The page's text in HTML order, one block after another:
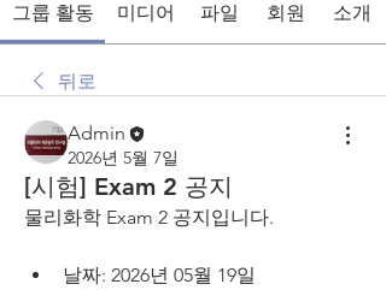
그룹 활동 미디어 파일 회원 소개
뒤로
Admin
2026년 5월 7일
[시험] Exam 2 공지
물리화학 Exam 2 공지입니다.
날짜: 2026년 05월 19일